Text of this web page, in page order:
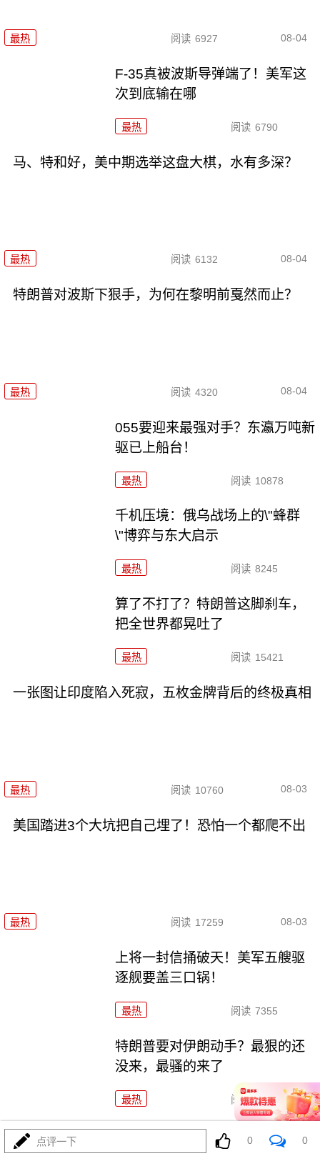
最热 阅读 6927 08-04
F-35真被波斯导弹端了！美军这
次到底输在哪
最热 阅读 6790
马、特和好，美中期选举这盘大棋，水有多深？
最热 阅读 6132 08-04
特朗普对波斯下狠手，为何在黎明前戛然而止？
最热 阅读 4320 08-04
055要迎来最强对手？东瀛万吨新
驱已上船台！
最热 阅读 10878
千机压境：俄乌战场上的\"蜂群
\"博弈与东大启示
最热 阅读 8245
算了不打了？特朗普这脚刹车，
把全世界都晃吐了
最热 阅读 15421
一张图让印度陷入死寂，五枚金牌背后的终极真相
最热 阅读 10760 08-03
美国踏进3个大坑把自己埋了！恐怕一个都爬不出
最热 阅读 17259 08-03
上将一封信捅破天！美军五艘驱
逐舰要盖三口锅！
最热 阅读 7355
特朗普要对伊朗动手？最狠的还
没来，最骚的来了
最热 阅读 5957
特朗普这狼来了连演十遍，伊
朗：你猜我信不信？
点评一下 0 0